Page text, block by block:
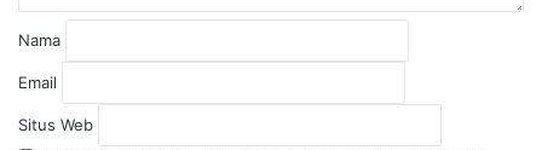
Nama
Email
Situs Web